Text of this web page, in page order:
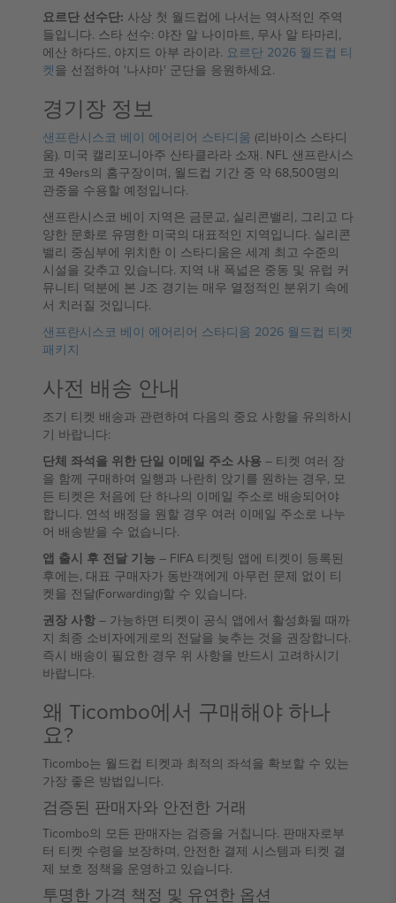
요르단 선수단: 사상 첫 월드컵에 나서는 역사적인 주역
들입니다. 스타 선수: 야잔 알 나이마트, 무사 알 타마리,
에산 하다드, 야지드 아부 라이라. 요르단 2026 월드컵 티
켓을 선점하여 '나샤마' 군단을 응원하세요.
경기장 정보
샌프란시스코 베이 에어리어 스타디움 (리바이스 스타디
움). 미국 캘리포니아주 산타클라라 소재. NFL 샌프란시스
코 49ers의 홈구장이며, 월드컵 기간 중 약 68,500명의
관중을 수용할 예정입니다.
샌프란시스코 베이 지역은 금문교, 실리콘밸리, 그리고 다
양한 문화로 유명한 미국의 대표적인 지역입니다. 실리콘
밸리 중심부에 위치한 이 스타디움은 세계 최고 수준의
시설을 갖추고 있습니다. 지역 내 폭넓은 중동 및 유럽 커
뮤니티 덕분에 본 J조 경기는 매우 열정적인 분위기 속에
서 치러질 것입니다.
샌프란시스코 베이 에어리어 스타디움 2026 월드컵 티켓
패키지
사전 배송 안내
조기 티켓 배송과 관련하여 다음의 중요 사항을 유의하시
기 바랍니다:
단체 좌석을 위한 단일 이메일 주소 사용 – 티켓 여러 장
을 함께 구매하여 일행과 나란히 앉기를 원하는 경우, 모
든 티켓은 처음에 단 하나의 이메일 주소로 배송되어야
합니다. 연석 배정을 원할 경우 여러 이메일 주소로 나누
어 배송받을 수 없습니다.
앱 출시 후 전달 기능 – FIFA 티켓팅 앱에 티켓이 등록된
후에는, 대표 구매자가 동반객에게 아무런 문제 없이 티
켓을 전달(Forwarding)할 수 있습니다.
권장 사항 – 가능하면 티켓이 공식 앱에서 활성화될 때까
지 최종 소비자에게로의 전달을 늦추는 것을 권장합니다.
즉시 배송이 필요한 경우 위 사항을 반드시 고려하시기
바랍니다.
왜 Ticombo에서 구매해야 하나
요?
Ticombo는 월드컵 티켓과 최적의 좌석을 확보할 수 있는
가장 좋은 방법입니다.
검증된 판매자와 안전한 거래
Ticombo의 모든 판매자는 검증을 거칩니다. 판매자로부
터 티켓 수령을 보장하며, 안전한 결제 시스템과 티켓 결
제 보호 정책을 운영하고 있습니다.
투명한 가격 책정 및 유연한 옵션